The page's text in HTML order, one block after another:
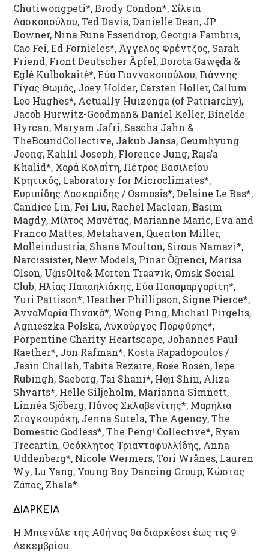
Chutiwongpeti*, Brody Condon*, Σίλεια
Δασκοπούλου, Ted Davis, Danielle Dean, JP
Downer, Nina Runa Essendrop, Georgia Fambris,
Cao Fei, Ed Fornieles*, Άγγελος Φρέντζος, Sarah
Friend, Front Deutscher Äpfel, Dorota Gawęda &
Eglė Kulbokaitė*, Εύα Γιαννακοπούλου, Γιάννης
Γίγας Θωμάς, Joey Holder, Carsten Höller, Callum
Leo Hughes*, Actually Huizenga (of Patriarchy),
Jacob Hurwitz-Goodman& Daniel Keller, Binelde
Hyrcan, Maryam Jafri, Sascha Jahn &
ΤheΒoundCollective, Jakub Jansa, Geumhyung
Jeong, Kahlil Joseph, Florence Jung, Raja’a
Khalid*, Χαρά Κολαΐτη, Πέτρος Βασιλείου
Κρητικός, Laboratory for Microclimates*,
Ευριπίδης Λασκαρίδης / Osmosis*, Delaine Le Bas*,
Candice Lin, Fei Liu, Rachel Maclean, Basim
Magdy, Μίλτος Μανέτας, Marianne Maric, Eva and
Franco Mattes, Metahaven, Quenton Miller,
Molleindustria, Shana Moulton, Sirous Namazi*,
Narcissister, New Models, Pinar Öğrenci, Marisa
Olson, UģisOlte& Morten Traavik, Omsk Social
Club, Ηλίας Παπαηλιάκης, Εύα Παπαμαργαρίτη*,
Yuri Pattison*, Heather Phillipson, Signe Pierce*,
ΆνναΜαρία Πινακά*, Wong Ping, Michail Pirgelis,
Agnieszka Polska, Λυκούργος Πορφύρης*,
Porpentine Charity Heartscape, Johannes Paul
Raether*, Jon Rafman*, Kosta Rapadopoulos /
Jasin Challah, Tabita Rezaire, Roee Rosen, Iepe
Rubingh, Saeborg, Tai Shani*, Heji Shin, Aliza
Shvarts*, Helle Siljeholm, Marianna Simnett,
Linnéa Sjöberg, Πάνος Σκλαβενίτης*, Μαρήλια
Σταγκουράκη, Jenna Sutela, The Agency, The
Domestic Godless*, The Peng! Collective*, Ryan
Trecartin, Θεόκλητος Τριανταφυλλίδης, Anna
Uddenberg*, Nicole Wermers, Tori Wrånes, Lauren
Wy, Lu Yang, Young Boy Dancing Group, Κώστας
Ζάπας, Zhala*
ΔΙΑΡΚΕΙΑ
Η Μπιενάλε της Αθήνας θα διαρκέσει έως τις 9
Δεκεμβρίου.